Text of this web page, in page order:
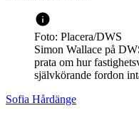
Foto: Placera/DWS
Simon Wallace på
prata om hur
självkörande fordon
Sofia Hårdänge